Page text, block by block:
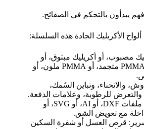
فهم يبدأون بالتحكم في الصفائح.
الأكريليك الجادة هذه السلسلة:
مصبوب، أو أكريليك مبثوق، أو
أكريليك عاكس أو PMMA متجمد، أو PMMA ملون، أو
والانحناء، وتباين السُمك،
والتعرض للرطوبة، وعلامات الدفعة.
إعداد CAD/CAM: ملفات DXF، أو AI، أو SVG، أو
مع تعويض الشق.
قرص العسل أو شفرة السكين